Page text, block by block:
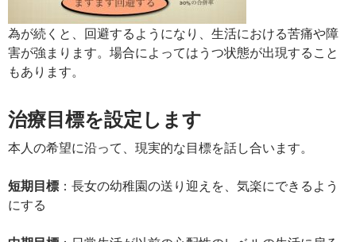
為が続くと、回避するようになり、生活における苦痛や障
害が強まります。場合によってはうつ状態が出現すること
もあります。
治療目標を設定します
本人の希望に沿って、現実的な目標を話し合います。
短期目標 ：長女の幼稚園の送り迎えを、気楽にできるよう
にする